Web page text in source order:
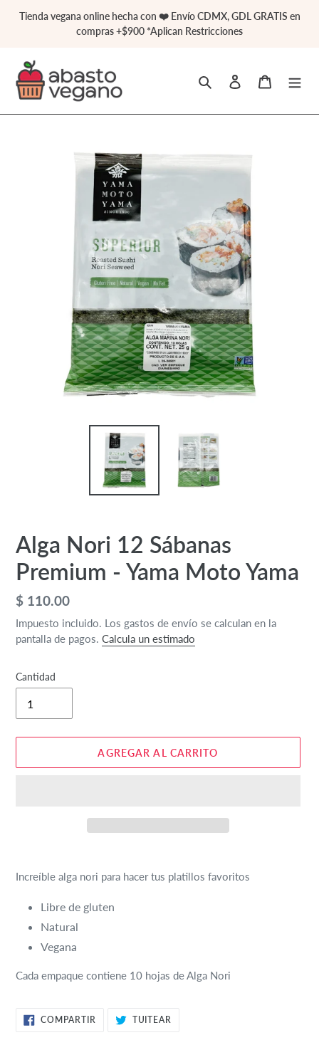
directamente
contenido
Tienda vegana online hecha con ❤️ Envío CDMX, GDL GRATIS en
compras +$900 *Aplican Restricciones
Buscar Ingresar Carrito
Alga Nori 12 Sábanas
Premium - Yama Moto Yama
Precio
habitual
$ 110.00
Impuesto incluido. Los gastos de envío se calculan en la
pantalla de pagos. Calcula un estimado
Cantidad
AGREGAR AL CARRITO
el
carrito
Increíble alga nori para hacer tus platillos favoritos
Libre de gluten
Natural
Vegana
Cada empaque contiene 10 hojas de Alga Nori
COMPARTIR COMPARTIR
EN
TUITEAR